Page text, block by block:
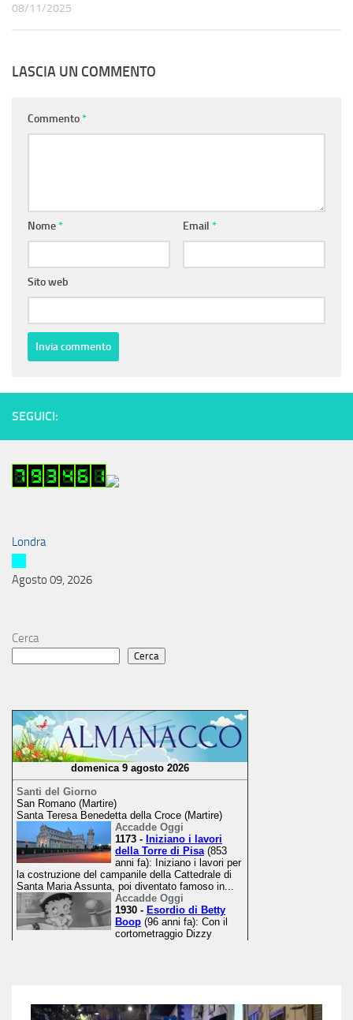
08/11/2025
LASCIA UN COMMENTO
Commento*
Nome* Email *
Sito web
SEGUICI:
Londra
Agosto 09, 2026
Cerca
Cerca